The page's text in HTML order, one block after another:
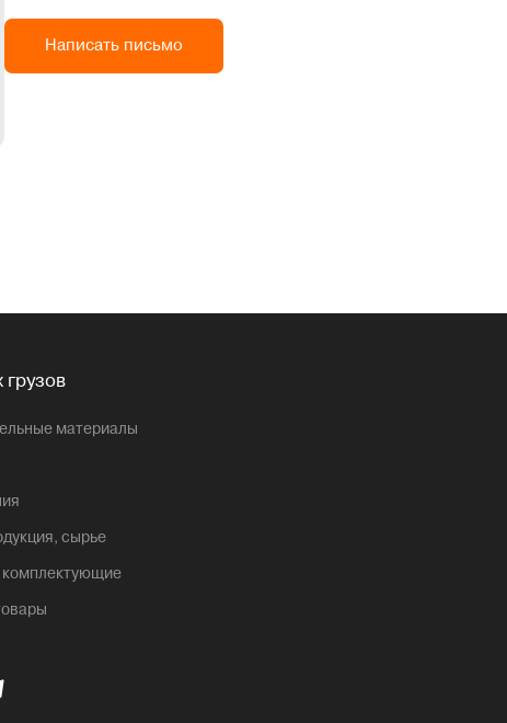
Написать письмо
материалы
сырье
комплектующие